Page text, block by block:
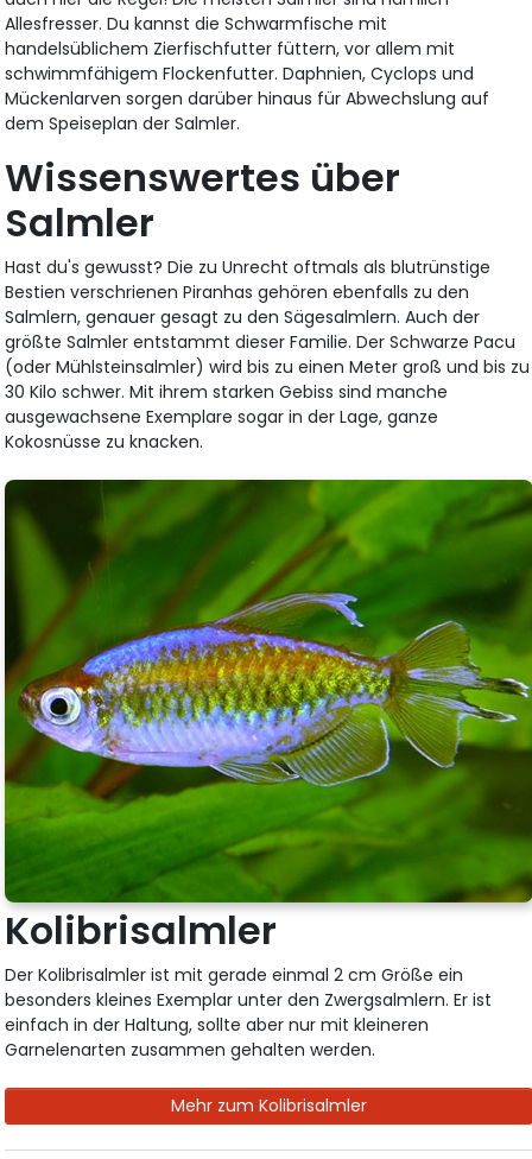
Allesfresser. Du kannst die Schwarmfische mit
handelsüblichem Zierfischfutter füttern, vor allem mit
schwimmfähigem Flockenfutter. Daphnien, Cyclops und
Mückenlarven sorgen darüber hinaus für Abwechslung auf
dem Speiseplan der Salmler.
Wissenswertes über
Salmler
Hast du's gewusst? Die zu Unrecht oftmals als blutrünstige
Bestien verschrienen Piranhas gehören ebenfalls zu den
Salmlern, genauer gesagt zu den Sägesalmlern. Auch der
größte Salmler entstammt dieser Familie. Der Schwarze Pacu
(oder Mühlsteinsalmler) wird bis zu einen Meter groß und bis zu
30 Kilo schwer. Mit ihrem starken Gebiss sind manche
ausgewachsene Exemplare sogar in der Lage, ganze
Kokosnüsse zu knacken.
Kolibrisalmler
Der Kolibrisalmler ist mit gerade einmal 2 cm Größe ein
besonders kleines Exemplar unter den Zwergsalmlern. Er ist
einfach in der Haltung, sollte aber nur mit kleineren
Garnelenarten zusammen gehalten werden.
Mehr zum Kolibrisalmler